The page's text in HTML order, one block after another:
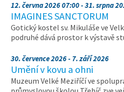
12. června 2026 07:00 - 31. srpna
IMAGINES SANCTORUM
Gotický kostel sv. Mikuláše ve
podruhé dává prostor k výstavě
30. července 2026 - 7. září 2026
Umění v kovu a ohni
Muzeum Velké Meziříčí ve